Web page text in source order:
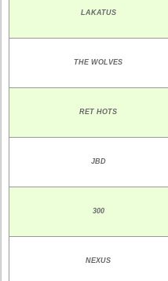
LAKATUS
THE WOLVES
RET HOTS
JBD
300
NEXUS